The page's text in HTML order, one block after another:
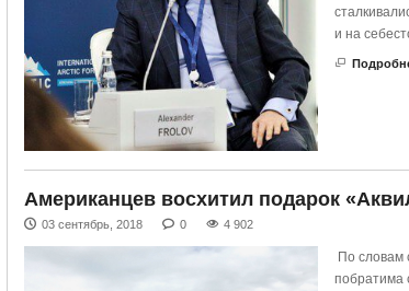
и на
Американцев восхитил подарок
03 сентябрь, 2018 0 4 902
По словам
побратима